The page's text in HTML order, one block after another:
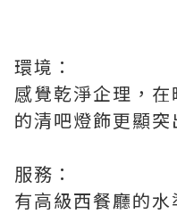
環境：
感覺乾淨企理，
的清吧燈飾更顯突
服務：
有高級西餐廳的